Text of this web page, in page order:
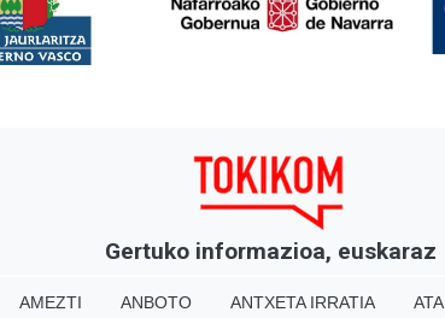
Gertuko informazioa, euskaraz
AMEZTI ANBOTO ANTXETA IRRATIA